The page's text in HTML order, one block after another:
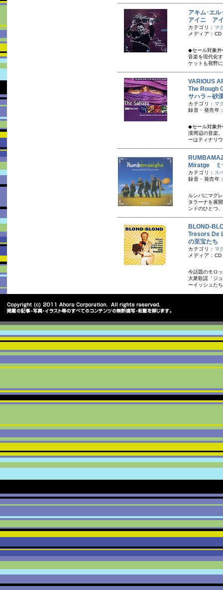
アキム･エ
アイニ ア
カテゴリ： マ
メディア：CD
◆セール対象外
音楽を現代化
ケットも視野
VARIOUS
The Rough
サハラ～砂
カテゴリ： マ
録音・発売年
◆セール対象外
漠周辺の音楽
ーはティナリ
Miratge ミ
カテゴリ： ス
録音・発売年
ルンバにマグ
タラーナを展
ンドのひとつ
BLOND-
Tresors De
の至宝たち
カテゴリ： マ
メディア：CD
今話題のモロ
大衆歌謡「ジ
ーイッシュた